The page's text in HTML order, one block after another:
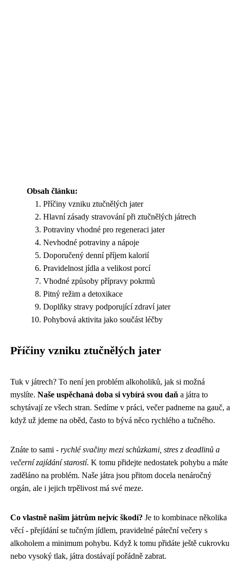
Obsah článku:
Příčiny vzniku ztučnělých jater
Hlavní zásady stravování při ztučnělých játrech
Potraviny vhodné pro regeneraci jater
Nevhodné potraviny a nápoje
Doporučený denní příjem kalorií
Pravidelnost jídla a velikost porcí
Vhodné způsoby přípravy pokrmů
Pitný režim a detoxikace
Doplňky stravy podporující zdraví jater
Pohybová aktivita jako součást léčby
Příčiny vzniku ztučnělých jater
Tuk v játrech? To není jen problém alkoholiků, jak si možná
myslíte. Naše uspěchaná doba si vybírá svou daň a játra to
schytávají ze všech stran. Sedíme v práci, večer padneme na gauč, a
když už jdeme na oběd, často to bývá něco rychlého a tučného.
Znáte to sami - rychlé svačiny mezi schůzkami, stres z deadlinů a
večerní zajídání starostí. K tomu přidejte nedostatek pohybu a máte
zaděláno na problém. Naše játra jsou přitom docela nenáročný
orgán, ale i jejich trpělivost má své meze.
Co vlastně našim játrům nejvíc škodí? Je to kombinace několika
věcí - přejídání se tučným jídlem, pravidelné páteční večery s
alkoholem a minimum pohybu. Když k tomu přidáte ještě cukrovku
nebo vysoký tlak, játra dostávají pořádně zabrat.